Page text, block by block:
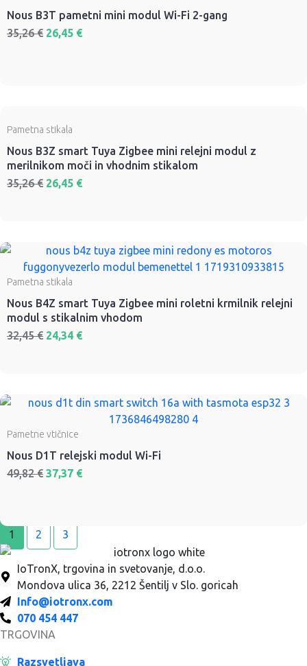
Nous B3T pametni mini modul Wi-Fi 2-gang
35,26€ 26,45 €
Pametna stikala
Nous B3Z smart Tuya Zigbee mini relejni modul z
merilnikom moči in vhodnim stikalom
35,26€ 26,45 €
Pametna stikala
Nous B4Z smart Tuya Zigbee mini roletni krmilnik relejni
modul s stikalnim vhodom
32,45€ 24,34 €
Pametne vtičnice
Nous D1T relejski modul Wi-Fi
49,82€ 37,37 €
1 2 3
IoTronX, trgovina in svetovanje, d.o.o.
Mondova ulica 36, 2212 Šentilj v Slo. goricah
Info@iotronx.com
070 454 447
TRGOVINA
Razsvetljava